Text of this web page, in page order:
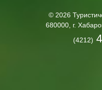
© 2026
680000, г.
(4212)